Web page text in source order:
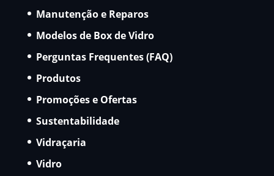
Manutenção e Reparos
Modelos de Box de Vidro
Perguntas Frequentes (FAQ)
Produtos
Promoções e Ofertas
Sustentabilidade
Vidraçaria
Vidro